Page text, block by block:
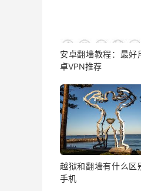
安卓翻墙教程：最好
卓VPN推荐
越狱和翻墙有什么区
手机